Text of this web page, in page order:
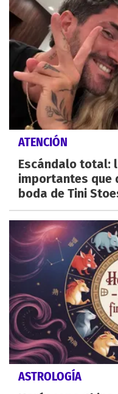
ATENCIÓN
Escándalo total:
importantes que
boda de Tini
ASTROLOGÍA